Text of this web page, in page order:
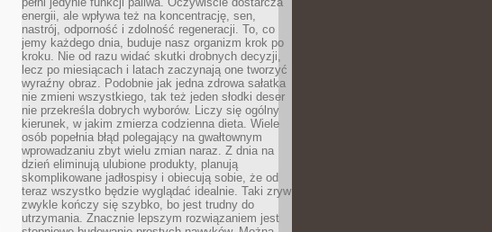
energii, ale wpływa też na koncentrację, sen,
nastrój, odporność i zdolność regeneracji. To, co
jemy każdego dnia, buduje nasz organizm krok po
kroku. Nie od razu widać skutki drobnych decyzji,
lecz po miesiącach i latach zaczynają one tworzyć
wyraźny obraz. Podobnie jak jedna zdrowa sałatka
nie zmieni wszystkiego, tak też jeden słodki deser
nie przekreśla dobrych wyborów. Liczy się ogólny
kierunek, w jakim zmierza codzienna dieta. Wiele
osób popełnia błąd polegający na gwałtownym
wprowadzaniu zbyt wielu zmian naraz. Z dnia na
dzień eliminują ulubione produkty, planują
skomplikowane jadłospisy i obiecują sobie, że od
teraz wszystko będzie wyglądać idealnie. Taki zryw
zwykle kończy się szybko, bo jest trudny do
utrzymania. Znacznie lepszym rozwiązaniem jest